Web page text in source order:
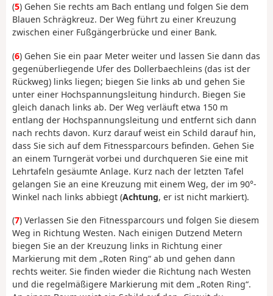
(5) Gehen Sie rechts am Bach entlang und folgen Sie dem
Blauen Schrägkreuz. Der Weg führt zu einer Kreuzung
zwischen einer Fußgängerbrücke und einer Bank.
(6) Gehen Sie ein paar Meter weiter und lassen Sie dann das
gegenüberliegende Ufer des Dollerbaechleins (das ist der
Rückweg) links liegen; biegen Sie links ab und gehen Sie
unter einer Hochspannungsleitung hindurch. Biegen Sie
gleich danach links ab. Der Weg verläuft etwa 150 m
entlang der Hochspannungsleitung und entfernt sich dann
nach rechts davon. Kurz darauf weist ein Schild darauf hin,
dass Sie sich auf dem Fitnessparcours befinden. Gehen Sie
an einem Turngerät vorbei und durchqueren Sie eine mit
Lehrtafeln gesäumte Anlage. Kurz nach der letzten Tafel
gelangen Sie an eine Kreuzung mit einem Weg, der im 90°-
Winkel nach links abbiegt (Achtung, er ist nicht markiert).
(7) Verlassen Sie den Fitnessparcours und folgen Sie diesem
Weg in Richtung Westen. Nach einigen Dutzend Metern
biegen Sie an der Kreuzung links in Richtung einer
Markierung mit dem „Roten Ring“ ab und gehen dann
rechts weiter. Sie finden wieder die Richtung nach Westen
und die regelmäßigere Markierung mit dem „Roten Ring“.